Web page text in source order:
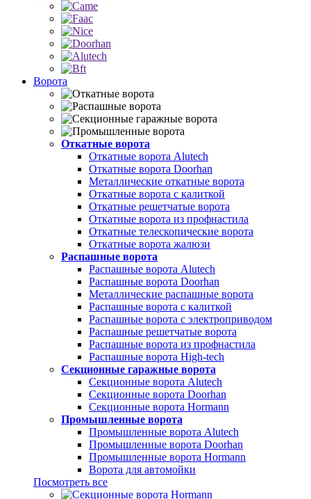
Ворота
Откатные ворота
Откатные ворота Alutech
Откатные ворота Doorhan
Металлические откатные ворота
Откатные ворота с калиткой
Откатные решетчатые ворота
Откатные ворота из профнастила
Откатные телескопические ворота
Откатные ворота жалюзи
Распашные ворота
Распашные ворота Alutech
Распашные ворота Doorhan
Металлические распашные ворота
Распашные ворота с калиткой
Распашные ворота с электроприводом
Распашные решетчатые ворота
Распашные ворота из профнастила
Распашные ворота High-tech
Секционные гаражные ворота
Секционные ворота Alutech
Секционные ворота Doorhan
Секционные ворота Hormann
Промышленные ворота
Промышленные ворота Alutech
Промышленные ворота Doorhan
Промышленные ворота Hormann
Ворота для автомойки
Посмотреть все